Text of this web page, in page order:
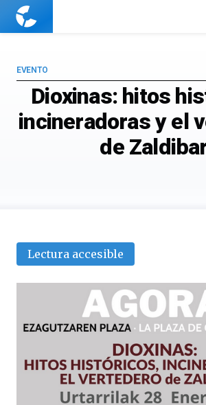
Cuaderno
Dioxinas: hitos
incineradoras y el
de
EVENTO
Lectura accesible